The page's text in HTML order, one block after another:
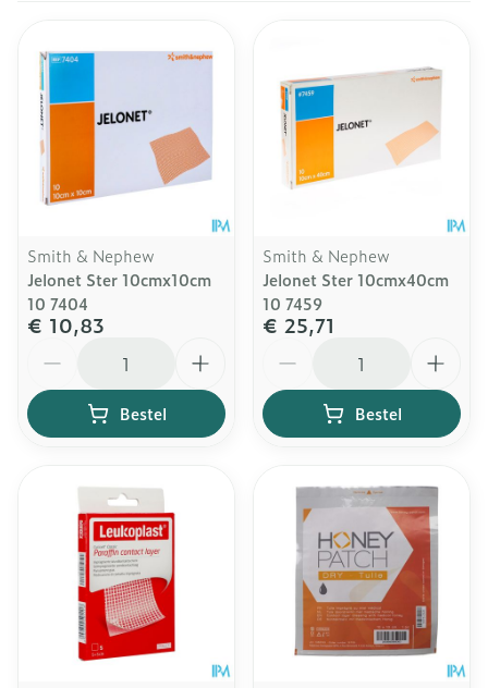
Smith & Nephew
Jelonet Ster 10cmx10cm
10 7404
€ 10,83
Bestel
Smith & Nephew
Jelonet Ster 10cmx40cm
10 7459
€ 25,71
Bestel